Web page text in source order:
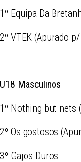
1º Equipa Da
2º VTEK (Apurado
U18 Masculinos
1º Nothing but nets
2º Os gostosos
3º Gajos Duros